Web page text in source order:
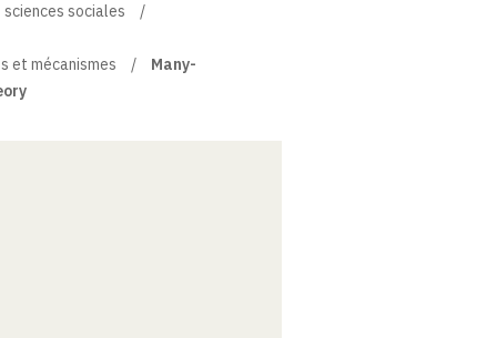
sociales
et mécanismes
Many-